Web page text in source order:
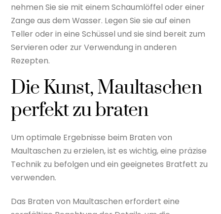
nehmen Sie sie mit einem Schaumlöffel oder einer
Zange aus dem Wasser. Legen Sie sie auf einen
Teller oder in eine Schüssel und sie sind bereit zum
Servieren oder zur Verwendung in anderen
Rezepten.
Die Kunst, Maultaschen
perfekt zu braten
Um optimale Ergebnisse beim Braten von
Maultaschen zu erzielen, ist es wichtig, eine präzise
Technik zu befolgen und ein geeignetes Bratfett zu
verwenden.
Das Braten von Maultaschen erfordert eine